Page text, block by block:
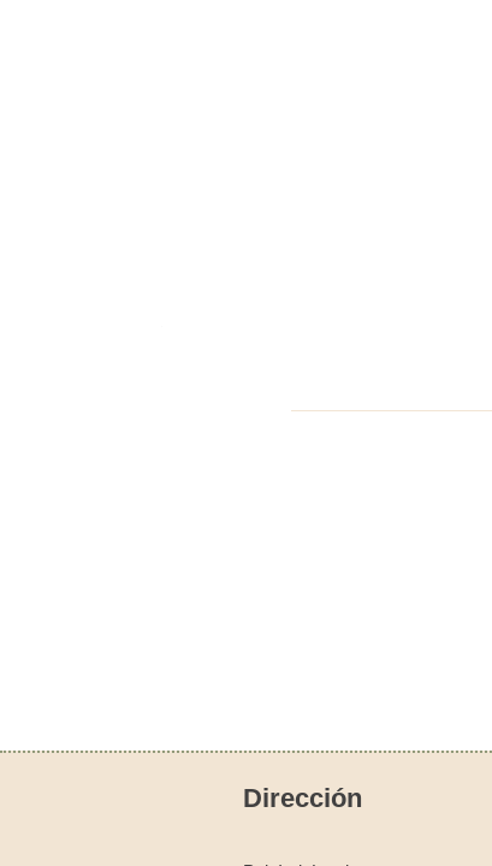
Dirección